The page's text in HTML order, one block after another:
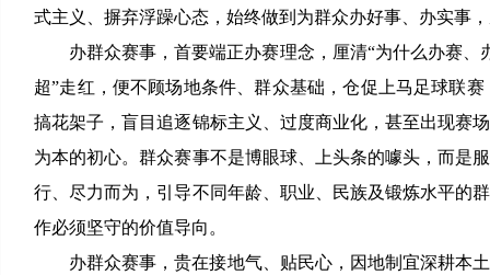
式主义、摒弃浮躁心态，始终做到为群众办好事、办实事
办群众赛事，首要端正办赛理念，厘清“为什么办赛
超”走红，便不顾场地条件、群众基础，仓促上马足球联
搞花架子，盲目追逐锦标主义、过度商业化，甚至出现赛
为本的初心。群众赛事不是博眼球、上头条的噱头，而是
行、尽力而为，引导不同年龄、职业、民族及锻炼水平的
作必须坚守的价值导向。
办群众赛事，贵在接地气、贴民心，因地制宜深耕本